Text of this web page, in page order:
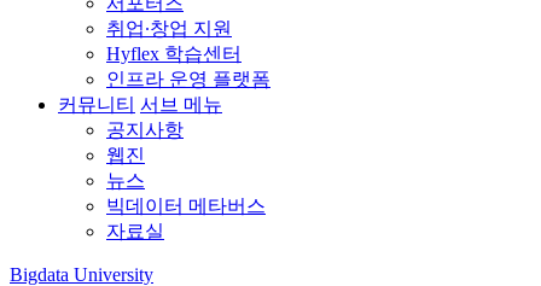
취업∙창업 지원
Hyflex 학습센터
인프라 운영 플랫폼
커뮤니티 서브 메뉴
공지사항
웹진
뉴스
빅데이터 메타버스
자료실
Bigdata University